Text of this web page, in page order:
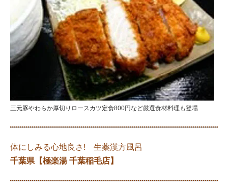
三元豚やわらか厚切りロースカツ定食800円など厳選食材料理も登場
体にしみる心地良さ! 生薬漢方風呂
千葉県【極楽湯 千葉稲毛店】